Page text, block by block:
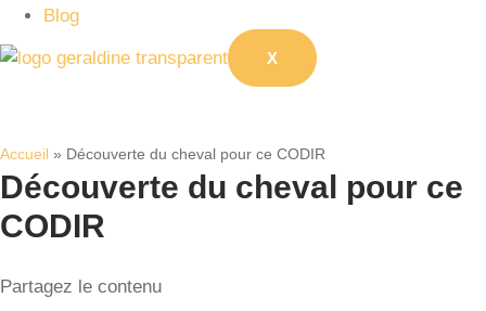
Blog
X
Accueil » Découverte du cheval pour ce CODIR
Découverte du cheval pour ce
CODIR
Partagez le contenu